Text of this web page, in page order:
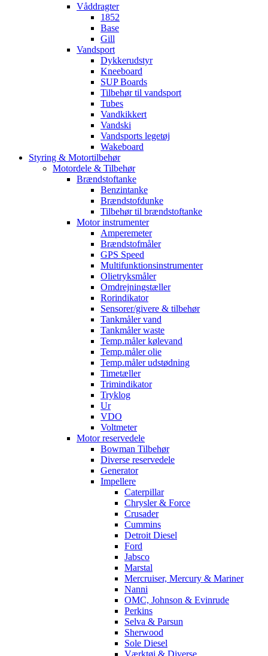
Våddragter
1852
Base
Gill
Vandsport
Dykkerudstyr
Kneeboard
SUP Boards
Tilbehør til vandsport
Tubes
Vandkikkert
Vandski
Vandsports legetøj
Wakeboard
Styring & Motortilbehør
Motordele & Tilbehør
Brændstoftanke
Benzintanke
Brændstofdunke
Tilbehør til brændstoftanke
Motor instrumenter
Amperemeter
Brændstofmåler
GPS Speed
Multifunktionsinstrumenter
Olietryksmåler
Omdrejningstæller
Rorindikator
Sensorer/givere & tilbehør
Tankmåler vand
Tankmåler waste
Temp.måler kølevand
Temp.måler olie
Temp.måler udstødning
Timetæller
Trimindikator
Tryklog
Ur
VDO
Voltmeter
Motor reservedele
Bowman Tilbehør
Diverse reservedele
Generator
Impellere
Caterpillar
Chrysler & Force
Crusader
Cummins
Detroit Diesel
Ford
Jabsco
Marstal
Mercruiser, Mercury & Mariner
Nanni
OMC, Johnson & Evinrude
Perkins
Selva & Parsun
Sherwood
Sole Diesel